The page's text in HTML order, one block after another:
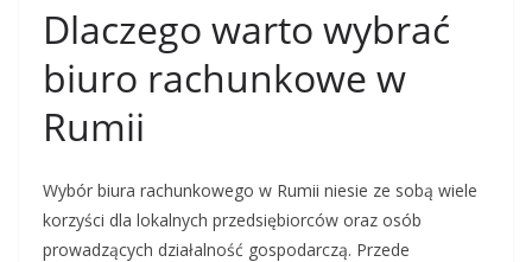
Dlaczego warto wybrać
biuro rachunkowe w
Rumii
Wybór biura rachunkowego w Rumii niesie ze sobą wiele
korzyści dla lokalnych przedsiębiorców oraz osób
prowadzących działalność gospodarczą. Przede